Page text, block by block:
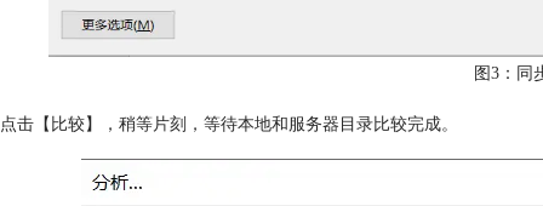
图3：同
点击【比较】，稍等片刻，等待本地和服务器目录比较完成。